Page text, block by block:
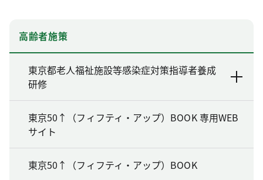
高齢者施策
東京都老人福祉施設等感染症対策指導者養成
研修
東京50↑（フィフティ・アップ）BOOK 専用WEB
サイト
東京50↑（フィフティ・アップ）BOOK